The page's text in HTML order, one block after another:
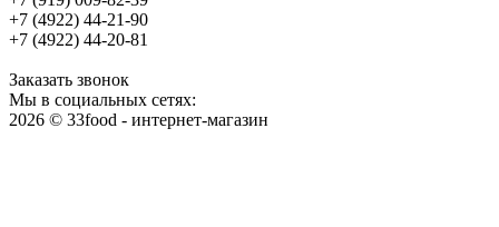
+7 (4922) 44-21-90
+7 (4922) 44-20-81
Заказать звонок
Мы в социальных сетях:
2026 © 33food - интернет-магазин